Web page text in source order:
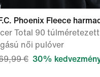
Phoenix Fleece
Total 90
női pulóver
€ 30%